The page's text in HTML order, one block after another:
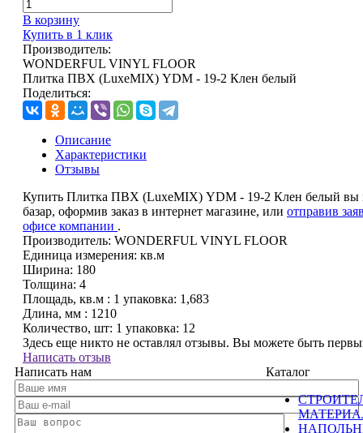
В корзину
Купить в 1 клик
Производитель:
WONDERFUL VINYL FLOOR
Плитка ПВХ (LuxeMIX) YDM - 19-2 Клен белый
Поделиться:
Описание
Характеристики
Отзывы
Купить Плитка ПВХ (LuxeMIX) YDM - 19-2 Клен белый вы
базар, оформив заказ в интернет магазине, или отправив
офисе компании .
Производитель: WONDERFUL VINYL FLOOR
Единица измерения: кв.м
Ширина: 180
Толщина: 4
Площадь, кв.м : 1 упаковка: 1,683
Длина, мм : 1210
Количество, шт: 1 упаковка: 12
Здесь еще никто не оставлял отзывы. Вы можете быть
Написать отзыв
Написать нам
Каталог